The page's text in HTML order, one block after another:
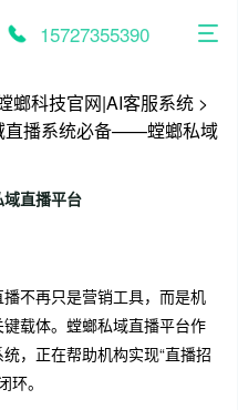
15727355390
螂科技官网|AI客服系统 >
直播系统必备——螳螂私域
直播平台
不再只是营销工具，而是机
载体。螳螂私域直播平台作
，正在帮助机构实现“直播招
。